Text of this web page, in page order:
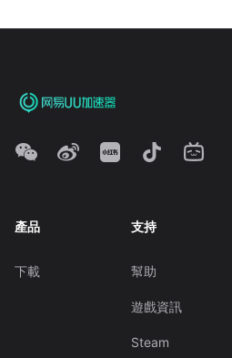
產品
下載
支持
幫助
遊戲資訊
Steam